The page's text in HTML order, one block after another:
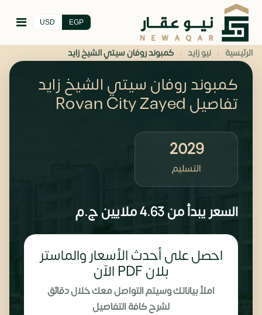
EGP
USD
الرئيسية › نيو زايد › كمبوند روفان سيتي الشيخ زايد
كمبوند روفان سيتي الشيخ زايد
تفاصيل Rovan City Zayed
2029
التسليم
السعر يبدأ من4.63 ملايين ج.م
احصل على أحدث الأسعار والماستر
بلان PDF الآن
املأ بياناتك وسيتم التواصل معك خلال دقائق
لشرح كافة التفاصيل